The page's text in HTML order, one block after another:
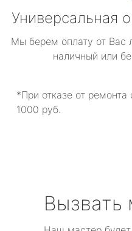
Универсальная
Мы берем оплату от Вас
наличный или
*При отказе от ремонта
1000 руб.
Вызвать